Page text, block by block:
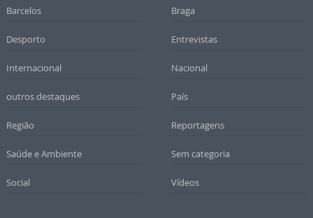
Barcelos Braga
Desporto Entrevistas
Internacional Nacional
outros destaques País
Região Reportagens
Saúde e Ambiente Sem categoria
Social Vídeos